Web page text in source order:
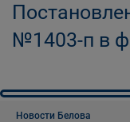
№1403-п в
Новости Белова